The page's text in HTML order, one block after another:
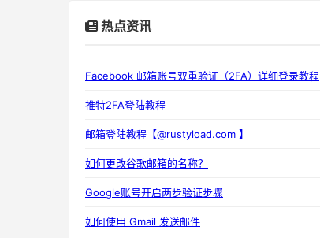
热点资讯
Facebook 邮箱账号双重验证（2FA）详细登录教程
推特2FA登陆教程
邮箱登陆教程【@rustyload.com 】
如何更改谷歌邮箱的名称？
Google账号开启两步验证步骤
如何使用 Gmail 发送邮件